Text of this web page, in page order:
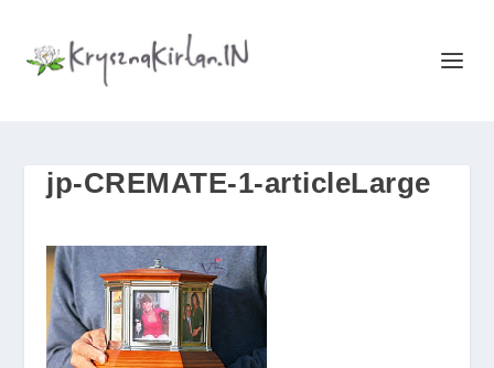
jp-CREMATE-1-articleLarge